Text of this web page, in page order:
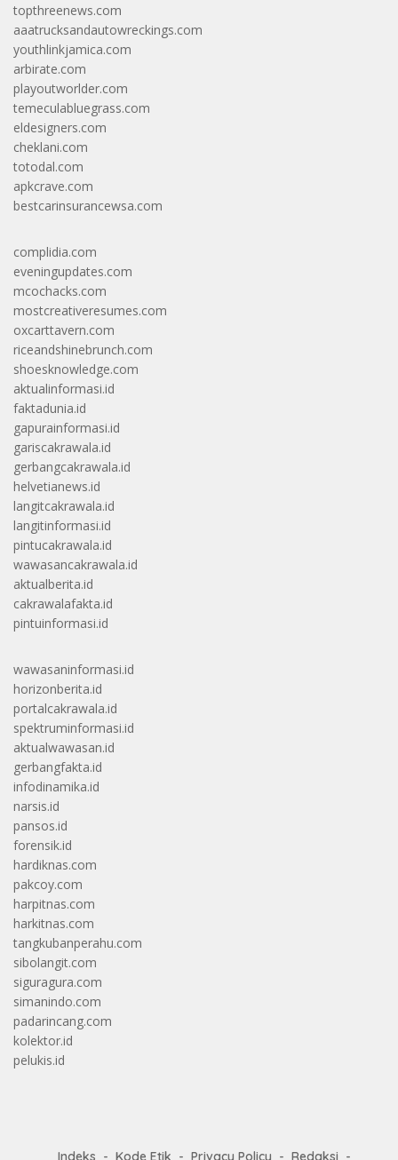
topthreenews.com
aaatrucksandautowreckings.com
youthlinkjamica.com
arbirate.com
playoutworlder.com
temeculabluegrass.com
eldesigners.com
cheklani.com
totodal.com
apkcrave.com
bestcarinsurancewsa.com
complidia.com
eveningupdates.com
mcochacks.com
mostcreativeresumes.com
oxcarttavern.com
riceandshinebrunch.com
shoesknowledge.com
aktualinformasi.id
faktadunia.id
gapurainformasi.id
gariscakrawala.id
gerbangcakrawala.id
helvetianews.id
langitcakrawala.id
langitinformasi.id
pintucakrawala.id
wawasancakrawala.id
aktualberita.id
cakrawalafakta.id
pintuinformasi.id
wawasaninformasi.id
horizonberita.id
portalcakrawala.id
spektruminformasi.id
aktualwawasan.id
gerbangfakta.id
infodinamika.id
narsis.id
pansos.id
forensik.id
hardiknas.com
pakcoy.com
harpitnas.com
harkitnas.com
tangkubanperahu.com
sibolangit.com
siguragura.com
simanindo.com
padarincang.com
kolektor.id
pelukis.id
Indeks Kode Etik Privacy Policy Redaksi